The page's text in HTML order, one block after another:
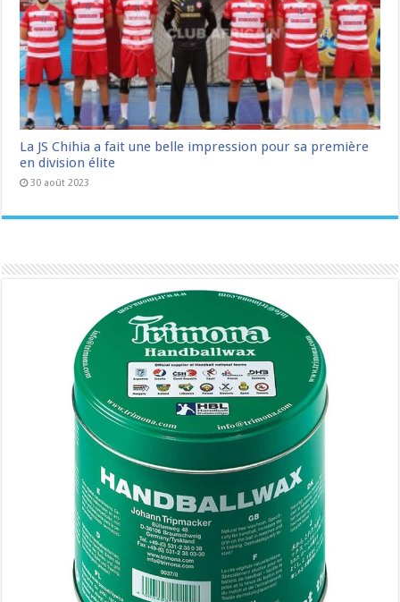
La JS Chihia a fait une belle impression pour sa première
en division élite
30 août 2023